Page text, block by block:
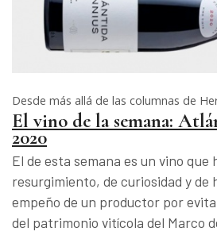
Desde más allá de las columnas de
El vino de la semana:
2020
El de esta semana es un vino que
resurgimiento, de curiosidad y de
empeño de un productor por
del patrimonio vitícola del Marco